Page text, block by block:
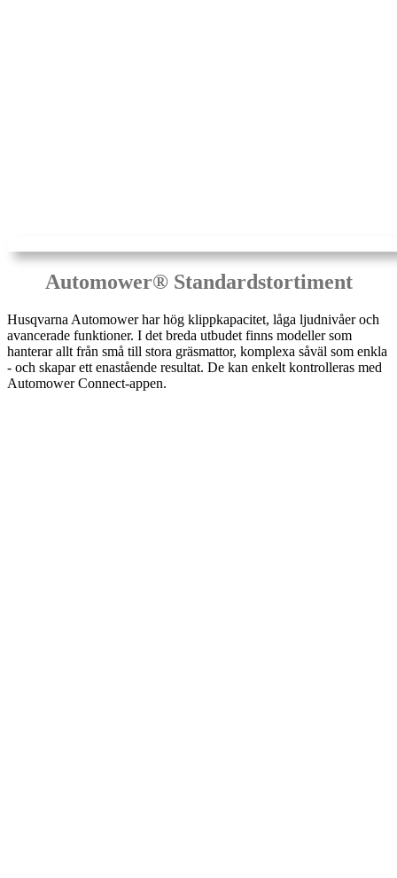
Automower® Standardstortiment
Husqvarna Automower har hög klippkapacitet, låga ljudnivåer och
avancerade funktioner. I det breda utbudet finns modeller som
hanterar allt från små till stora gräsmattor, komplexa såväl som enkla
- och skapar ett enastående resultat. De kan enkelt kontrolleras med
Automower Connect-appen.